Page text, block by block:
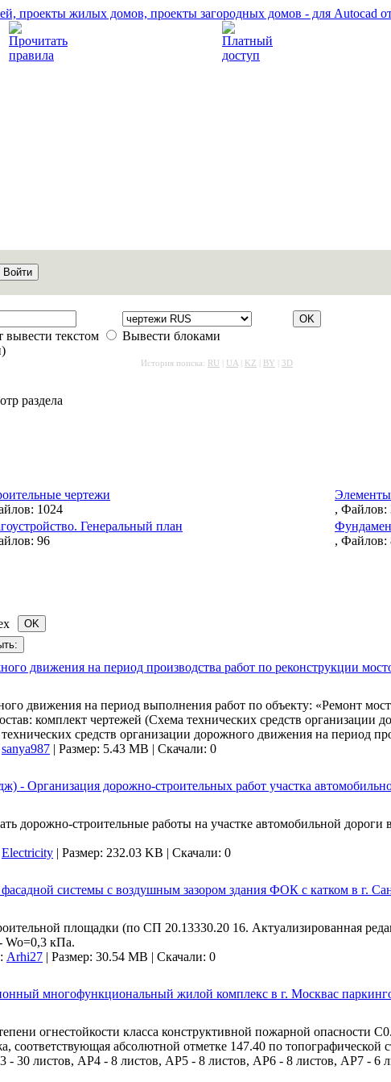
вывести текстом
Вывести блоками
История поиска: RU UA KZ BY 3D
раздела
чертежи
1024
Элементы
, Файлов:
Генеральный план
96
, Файлов:
движения на период производства работ по реконструкции
движения на период выполнения работ по объекту: «Ремонт
комплект чертежей (Схема технических средств организации
средств организации дорожного движения на период
sanya987 | Размер: 5.43 MB | Скачали: 0
- Организация дорожно-строительных работ участка
дорожно-строительные работы на участке автомобильной дороги
Electricity | Размер: 232.03 KB | Скачали: 0
системы с воздушным зазором здания ФОК с катком в г.
площадки (по СП 20.13330.20 16. Актуализированная
Wo=0,3 кПа.
Arhi27 | Размер: 30.54 MB | Скачали: 0
многофункциональный жилой комплекс в г. Москвас
огнестойкости класса конструктивной пожарной опасности
соответствующая абсолютной отметке 147.40 по
- 30 листов, АР4 - 8 листов, АР5 - 8 листов, АР6 - 8 листов, АР7 - 6